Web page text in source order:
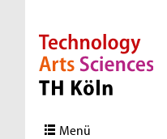
Direkt zur Hauptnavigation
Direkt zur Subnavigation
Direkt zum Inhalt
Direkt zum Fußbereich
Menü